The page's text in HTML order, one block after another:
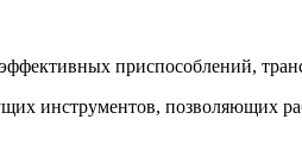
приспособлений,
инструментов, позволяющих